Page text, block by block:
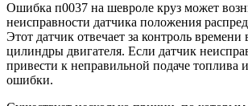
Ошибка п0037 на шевроле круз может
неисправности датчика положения
Этот датчик отвечает за контроль
цилиндры двигателя. Если датчик
привести к неправильной подаче топлива
ошибки.